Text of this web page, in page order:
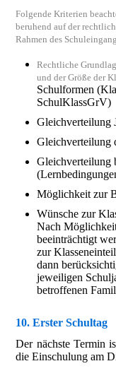
Folgende Kriterien
beruhend auf der
Rahmen des
Rechtliche
und der Größe der
Schulformen
SchulKlassGrV)
Gleichverteilung
Gleichverteilung
Gleichverteilung
Möglichkeit zur
Wünsche zur
Nach
beeinträchtigt
zur
dann
jeweiligen
betroffenen
10. Erster Schultag
Der nächste Termin
die Einschulung am